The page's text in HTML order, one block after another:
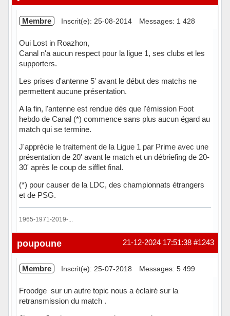
Membre Inscrit(e): 25-08-2014 Messages: 1 428
Oui Lost in Roazhon,
Canal n'a aucun respect pour la ligue 1, ses clubs et les
supporters.
Les prises d'antenne 5' avant le début des matchs ne
permettent aucune présentation.
A la fin, l'antenne est rendue dès que l'émission Foot
hebdo de Canal (*) commence sans plus aucun égard au
match qui se termine.
J'apprécie le traitement de la Ligue 1 par Prime avec une
présentation de 20' avant le match et un débriefing de 20-
30' après le coup de sifflet final.
(*) pour causer de la LDC, des championnats étrangers
et de PSG.
1965-1971-2019-...
Hors ligne #1243
21-12-2024 17:51:38
poupoune
Membre Inscrit(e): 25-07-2018 Messages: 5 499
Froodge sur un autre topic nous a éclairé sur la
retransmission du match .